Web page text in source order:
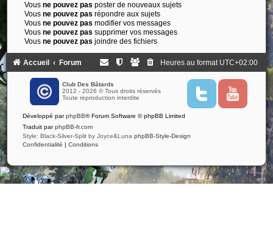
Vous ne pouvez pas poster de nouveaux sujets
Vous ne pouvez pas répondre aux sujets
Vous ne pouvez pas modifier vos messages
Vous ne pouvez pas supprimer vos messages
Vous ne pouvez pas joindre des fichiers
Accueil Forum Heures au format UTC+02:00
Club Des Bâtards
2012 - 2026 © Tous droits réservés
Toute reproduction interdite
T
i
Y
u
Développé parphpBB® Forum Software © phpBB Limited
Traduit parphpBB-fr.com
Style: Black-Silver-Split by Joyce&Luna phpBB-Style-Design
Confidentialité | Conditions